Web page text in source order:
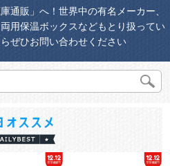
通販」へ！世界中の有名メーカー、
用保温ボックスなどもとり扱ってい
ぜひお問い合わせください